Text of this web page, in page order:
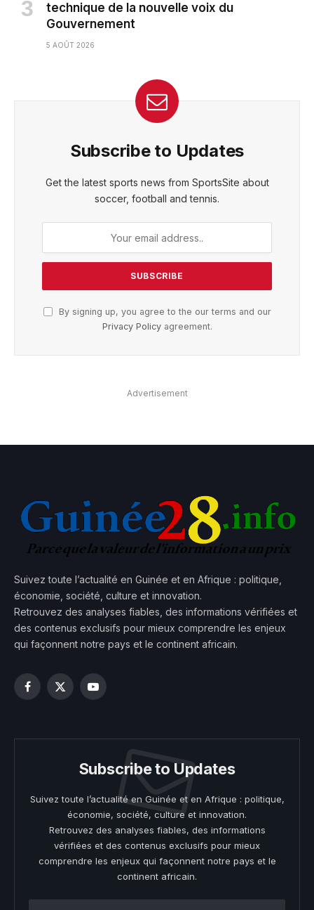
technique de la nouvelle voix du
Gouvernement
5 AOÛT 2026
Subscribe to Updates
Get the latest sports news from SportsSite about
soccer, football and tennis.
By signing up, you agree to the our terms and our
Privacy Policyagreement.
Advertisement
Suivez toute l’actualité en Guinée et en Afrique : politique,
économie, société, culture et innovation.
Retrouvez des analyses fiables, des informations vérifiées et
des contenus exclusifs pour mieux comprendre les enjeux
qui façonnent notre pays et le continent africain.
Facebook
X
YouTube
Subscribe to Updates
Suivez toute l’actualité en Guinée et en Afrique : politique,
économie, société, culture et innovation.
Retrouvez des analyses fiables, des informations
vérifiées et des contenus exclusifs pour mieux
comprendre les enjeux qui façonnent notre pays et le
continent africain.